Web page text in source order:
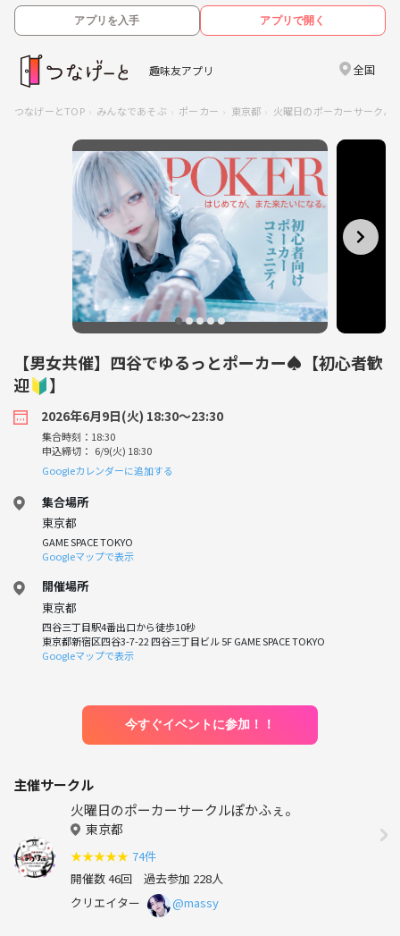
アプリを入手 アプリで開く
趣味友アプリ 全国
つなげーとTOP みんなであそぶ ポーカー 東京都 火曜日のポーカーサークル
【男女共催】四谷でゆるっとポーカー♠️【初心者歓
迎🔰】
2026年6月9日(火) 18:30〜23:30
集合時刻：18:30
申込締切： 6/9(火) 18:30
Googleカレンダーに追加する
集合場所
東京都
GAME SPACE TOKYO
Googleマップで表示
開催場所
東京都
四谷三丁目駅4番出口から徒歩10秒
東京都新宿区四谷3-7-22 四谷三丁目ビル 5F GAME SPACE TOKYO
Googleマップで表示
今すぐイベントに参加！！
主催サークル
火曜日のポーカーサークルぽかふぇ。
東京都
★★★★★ 74件
開催数 46回 過去参加 228人
クリエイター
@massy